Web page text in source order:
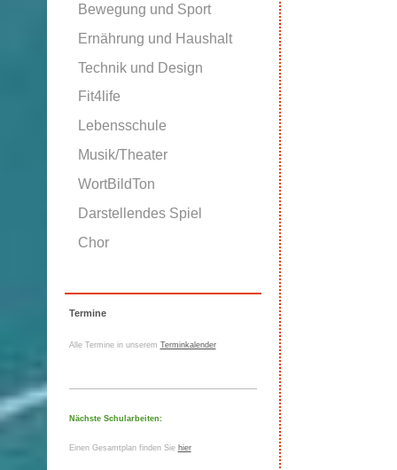
Bewegung und Sport
Ernährung und Haushalt
Technik und Design
Fit4life
Lebensschule
Musik/Theater
WortBildTon
Darstellendes Spiel
Chor
Termine
Alle Termine in unserem Terminkalender
Nächste Schularbeiten:
Einen Gesamtplan finden Sie hier